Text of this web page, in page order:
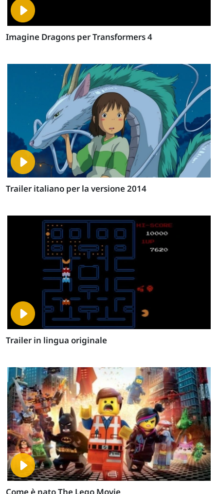
Imagine Dragons per Transformers 4
Trailer italiano per la versione 2014
Trailer in lingua originale